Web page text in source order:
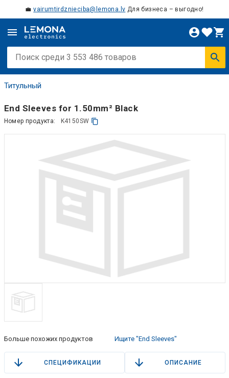
💼vairumtirdznieciba@lemona.lv Для бизнеса – выгодно!
Титульный
End Sleeves for 1.50mm² Black
Номер продукта: K4150SW
Больше похожих продуктов Ищите "End Sleeves"
СПЕЦИФИКАЦИИ ОПИСАНИЕ